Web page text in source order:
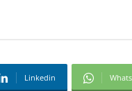
Linkedin